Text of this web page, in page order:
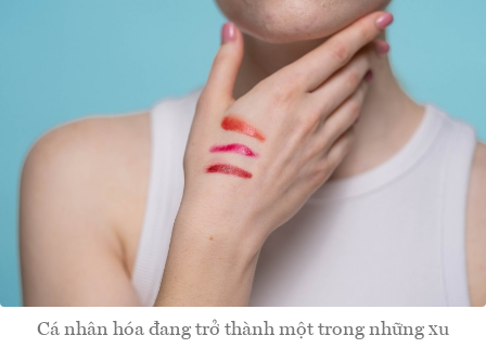
Cá nhân hóa đang trở thành một trong những xu